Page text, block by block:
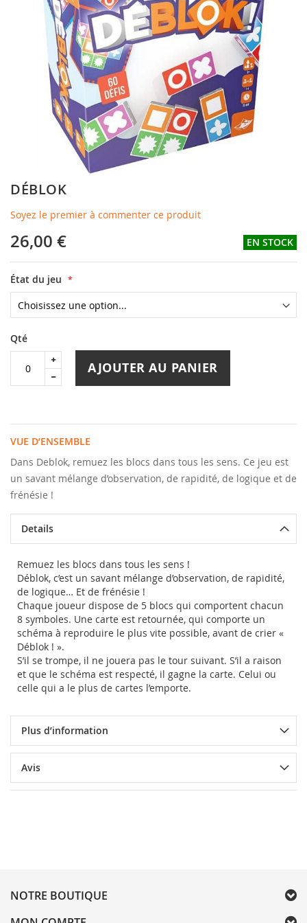
DÉBLOK
Soyez le premier à commenter ce produit
26,00 € EN STOCK
État du jeu
Qté
AJOUTER AU PANIER
VUE D’ENSEMBLE
Dans Deblok, remuez les blocs dans tous les sens. Ce jeu est
un savant mélange d’observation, de rapidité, de logique et de
frénésie !
Skip
to
the
beginning
of
the
images
gallery
Details
Remuez les blocs dans tous les sens !
Déblok, c’est un savant mélange d’observation, de rapidité,
de logique… Et de frénésie !
Chaque joueur dispose de 5 blocs qui comportent chacun
8 symboles. Une carte est retournée, qui comporte un
schéma à reproduire le plus vite possible, avant de crier «
Déblok ! ».
S’il se trompe, il ne jouera pas le tour suivant. S’il a raison
et que le schéma est respecté, il gagne la carte. Celui ou
celle qui a le plus de cartes l’emporte.
Plus d’information
Avis
NOTRE BOUTIQUE